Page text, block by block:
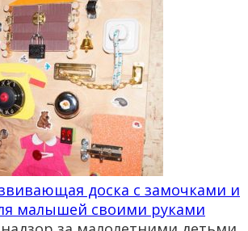
доска с замочками и
малышей своими руками